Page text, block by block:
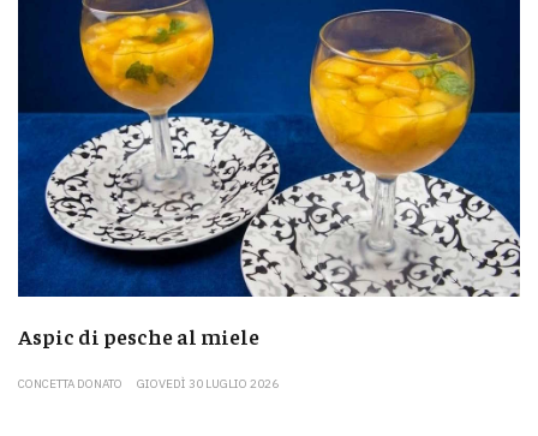
Aspic di pesche al miele
CONCETTA DONATO GIOVEDÌ 30 LUGLIO 2026